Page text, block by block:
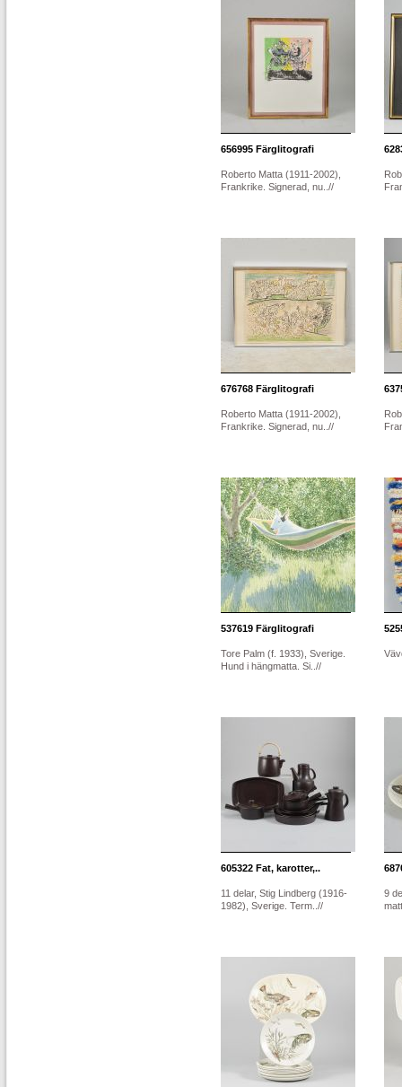
656995 Färglitografi
Roberto Matta (1911-2002),
Frankrike. Signerad, nu..//
676768 Färglitografi
Roberto Matta (1911-2002),
Frankrike. Signerad, nu..//
537619 Färglitografi
Tore Palm (f. 1933), Sverige.
Hund i hängmatta. Si..//
605322 Fat, karotter,..
11 delar, Stig Lindberg (1916-
1982), Sverige. Term..//
9